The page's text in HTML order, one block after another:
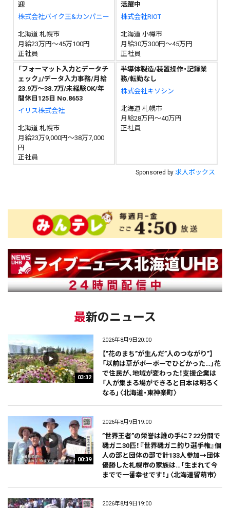
迎
株式会社バイク王&カンパニー
北海道 札幌市
月給23万円～45万100円
正社員
活躍中
株式会社RIOT
北海道 小樽市
月給30万300円～45万円
正社員
「フォーマット入力とデータチ
ェック」/データ入力事務/月給
23.9万～38.7万/未経験OK/年
間休日125日 No.8653
イリス株式会社
北海道 札幌市
月給23万9,000円～38万7,000
円
正社員
半導体製造/装置操作・記録業
務/転勤なし
株式会社キソシン
北海道 札幌市
月給28万円～40万円
正社員
Sponsored by 求人ボックス
最新のニュース
03:32
2026年8月9日20:00
【”花のまち”が生んだ”人のつながり”】
「以前は草がボーボーでひどかった…」花
で住民が、地域が変わった！支援企業は
「人が集まる場ができると日本は明るく
なる」〈北海道・東神楽町〉
00:39
2026年8月9日19:00
”世界王者”の栄誉は誰の手に？22分間で
磯ガニ30匹！『世界磯ガニ釣り選手権』個
人の部と団体の部で計133人参加→団体
優勝した札幌市の家族は…「生まれて今
までで一番幸せです！」〈北海道留萌市〉
2026年8月9日19:00